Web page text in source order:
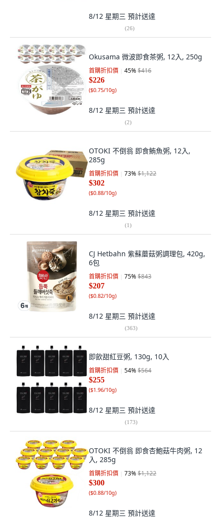
8/12 星期三 預計送達
(26)
Okusama 微波即食茶粥, 12入, 250g
首購折扣價 45%$416
$226
($0.75/10g)
8/12 星期三 預計送達
(2)
OTOKI 不倒翁 即食鮪魚粥, 12入,
285g
首購折扣價 73%$1,122
$302
($0.88/10g)
8/12 星期三 預計送達
(1)
CJ Hetbahn 紫蘇蘑菇粥調理包, 420g,
6包
首購折扣價 75%$843
$207
($0.82/10g)
8/12 星期三 預計送達
(363)
即飲甜紅豆粥, 130g, 10入
首購折扣價 54%$564
$255
($1.96/10g)
8/12 星期三 預計送達
(173)
OTOKI 不倒翁 即食杏鮑菇牛肉粥, 12
入, 285g
首購折扣價 73%$1,122
$300
($0.88/10g)
8/12 星期三 預計送達